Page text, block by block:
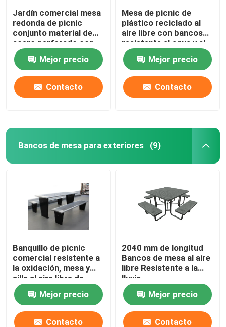
Jardín comercial mesa
redonda de picnic
conjunto material de
acero perforado con
cuatro bancos
Mejor precio
Contacto
Mesa de picnic de
plástico reciclado al
aire libre con bancos
resistente al agua y al
óxido
Mejor precio
Contacto
Bancos de mesa para exteriores (9)
Banquillo de picnic
comercial resistente a
la oxidación, mesa y
silla al aire libre de
metal recubierto en
polvo Mejor precio
Contacto
2040 mm de longitud
Bancos de mesa al aire
libre Resistente a la
lluvia
Mejor precio
Contacto